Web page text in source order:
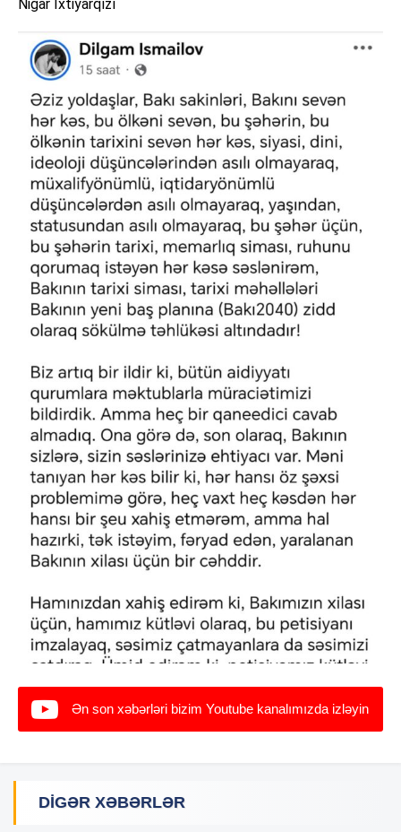
Nigar İxtiyarqızı
Ən son xəbərləri bizim Youtube kanalımızda izləyin
DIGƏR XƏBƏRLƏR